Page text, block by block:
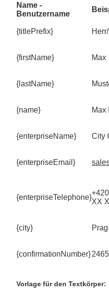
Name -
Benutzername
{titlePrefix}
{firstName} Max
{lastName}
{name} Max
{enterpriseName}
City
{enterpriseEmail}
{enterpriseTelephone}
XX
{city}
Prag
{confirmationNumber}2465
Vorlage für den Textkörper: